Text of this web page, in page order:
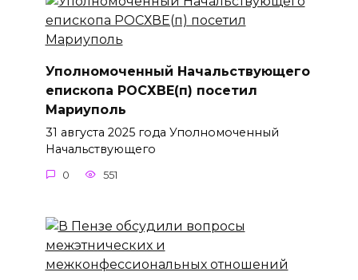
Уполномоченный Начальствующего
епископа РОСХВЕ(п) посетил
Мариуполь
31 августа 2025 года Уполномоченный
Начальствующего
0 551